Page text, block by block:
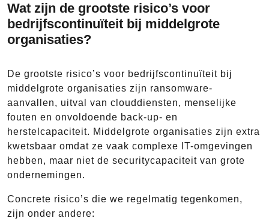
Wat zijn de grootste risico’s voor
bedrijfscontinuïteit bij middelgrote
organisaties?
De grootste risico’s voor bedrijfscontinuïteit bij
middelgrote organisaties zijn ransomware-
aanvallen, uitval van clouddiensten, menselijke
fouten en onvoldoende back-up- en
herstelcapaciteit. Middelgrote organisaties zijn extra
kwetsbaar omdat ze vaak complexe IT-omgevingen
hebben, maar niet de securitycapaciteit van grote
ondernemingen.
Concrete risico’s die we regelmatig tegenkomen,
zijn onder andere: